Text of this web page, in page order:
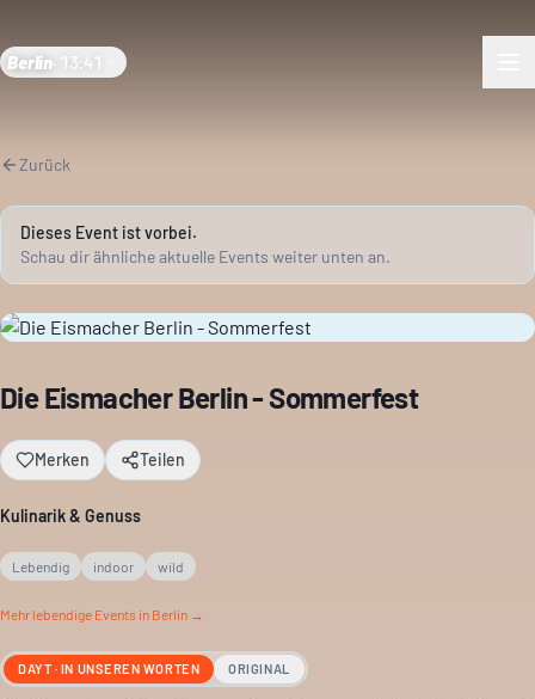
Berlin 13:41
Zurück
Dieses Event ist vorbei.
Schau dir ähnliche aktuelle Events weiter unten an.
Die Eismacher Berlin - Sommerfest
Merken Teilen
Kulinarik & Genuss
Lebendig indoor wild
Mehr lebendige Events in Berlin →
DAYT · IN UNSEREN WORTEN ORIGINAL